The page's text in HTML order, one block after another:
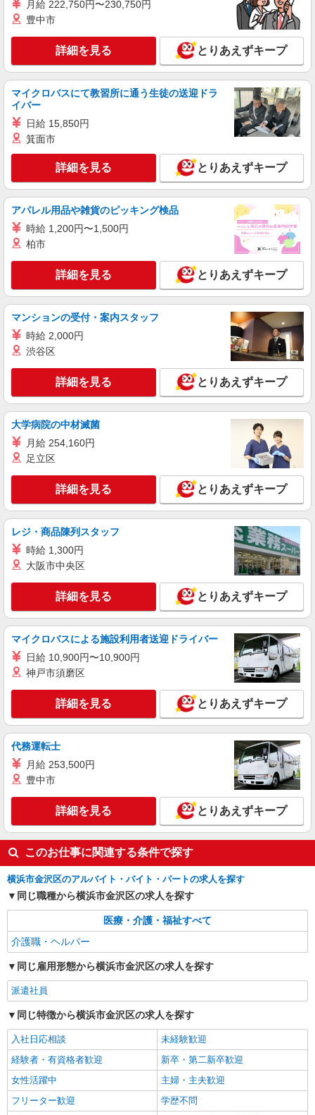
30,000円 ・役職手当：10,000〜70,000円 ・処遇改
善手当：20,000〜60,000円（勤続年数、保有資格
により変動） ・固定残業手当：20,000円（10時
間） ※固定残業時間を超過する場合には超過勤務
手当として別途支給 ・夜勤手当：10,000円/1回
（上記給与とは別に支給） 下記資格をお持ちの方
歓迎 ・認知症介護基礎研修 ・初任者研修 ・実務
者研修 ・介護福祉士 など
横浜市金沢区
キープ 詳細を見る
職業紹介
株式会社kotrio /●YK-S-2022104
≪能見台駅≫定着率高い人気のデイサービスス
【正社員】月給240,000〜400,000円 ・基本
30,000円 ・役職手当：10,000〜70,000円 ・処遇改
善手当：20,000〜60,000円（勤続年数、保有資格
により変動） ・固定残業手当：20,000円（10時
間） ※固定残業時間を超過する場合には超過勤務
手当として別途支給 下記資格をお持ちの方歓迎 ・
認知症介護基礎研修 ・初任者研修 ・実務者研修
・介護福祉士 など
横浜市金沢区
キープ 詳細を見る
派遣社員
株式会社トラストグロース 新宿本社 第2営業部
時給：1500〜1650円 ※資格や経験面などによ
る
神奈川県横浜市金沢区
キープ 詳細を見る
職業紹介
株式会社kotrio /●YK-S-2096956
住宅型有料老人ホームSTAFF＊無理なく、長
く続けられる環境＊
【正社員】月給240,000〜400,000円 ・基本
給：200,000円〜220,000円 ・資格手当：10,000〜
30,000円 ・役職手当：10,000〜70,000円 ・処遇改
善手当：20,000〜60,000円（勤続年数、保有資格
により変動） ・固定残業手当：20,000円（10時
間） ※固定残業時間を超過する場合には超過勤務
手当として別途支給 ・夜勤手当：10,000円/1回
（上記給与とは別に支給） 下記資格をお持ちの方
歓迎 ・認知症介護基礎研修 ・初任者研修 ・実務
キープ 詳細を見る
株式会社kotrio /●YK-H-2100594
＼日払いも選べる／京急富岡駅＊高級シニアマ
時給1600円〜2250円 ＜日払い有/週払い有/交
通費全支給(ガソリン代含む)＞
横浜市金沢区 最寄り駅：京急富岡
キープ 詳細を見る
派遣社員
株式会社kotrio /●YK-H-2013553
京急富岡駅★グループホームで夜勤専従★日払
いOK★履歴書不要
時給1600円〜2250円 ＜日払い有/週払い有/交
金沢区≪最寄り駅：京急富岡駅≫
詳細を見る
職業紹介
株式会社kotrio /●YK-S-2096791
正社員で採用します。最短2週間で内定でま
す。就労支援STAFF募集
【正社員】月給240,000〜400,000円 ・基本
給：200,000円〜220,000円 ・資格手当：10,000〜
30,000円 ・役職手当：10,000〜70,000円 ・処遇改
善手当：20,000〜60,000円（勤続年数、保有資格
間） ※固定残業時間を超過する場合には超過勤務
手当として別途支給 ・夜勤手当：10,000円/1回
（上記給与とは別に支給） 下記資格をお持ちの方
者研修 ・介護福祉士 など
神奈川県横浜市金沢区
詳細を見る
月給 222,750円〜230,750円
豊中市
詳細を見る とりあえずキープ
マイクロバスにて教習所に通う生徒の送迎ドラ
イバー
日給 15,850円
箕面市
詳細を見る とりあえずキープ
アパレル用品や雑貨のピッキング検品
時給 1,200円〜1,500円
柏市
詳細を見る とりあえずキープ
マンションの受付・案内スタッフ
時給 2,000円
渋谷区
詳細を見る とりあえずキープ
大学病院の中材滅菌
月給 254,160円
足立区
詳細を見る とりあえずキープ
レジ・商品陳列スタッフ
時給 1,300円
大阪市中央区
詳細を見る とりあえずキープ
マイクロバスによる施設利用者送迎ドライバー
日給 10,900円〜10,900円
神戸市須磨区
詳細を見る とりあえずキープ
代務運転士
月給 253,500円
豊中市
詳細を見る とりあえずキープ
このお仕事に関連する条件で探す
横浜市金沢区のアルバイト・バイト・パートの求人を探す
同じ職種から横浜市金沢区の求人を探す
医療・介護・福祉すべて
介護職・ヘルパー
同じ雇用形態から横浜市金沢区の求人を探す
派遣社員
同じ特徴から横浜市金沢区の求人を探す
入社日応相談
未経験歓迎
経験者・有資格者歓迎
新卒・第二新卒歓迎
女性活躍中
主婦・主夫歓迎
フリーター歓迎
学歴不問